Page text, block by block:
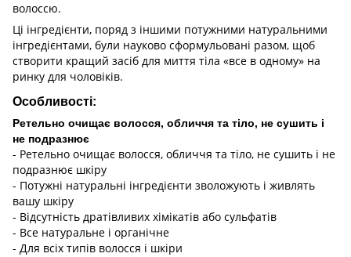
волоссю.
Ці інгредієнти, поряд з іншими потужними натуральними
інгредієнтами, були науково сформульовані разом, щоб
створити кращий засіб для миття тіла «все в одному» на
ринку для чоловіків.
Особливості:
Ретельно очищає волосся, обличчя та тіло, не сушить і
не подразнює
- Ретельно очищає волосся, обличчя та тіло, не сушить і не
подразнює шкіру
- Потужні натуральні інгредієнти зволожують і живлять
вашу шкіру
- Відсутність дратівливих хімікатів або сульфатів
- Все натуральне і органічне
- Для всіх типів волосся і шкіри